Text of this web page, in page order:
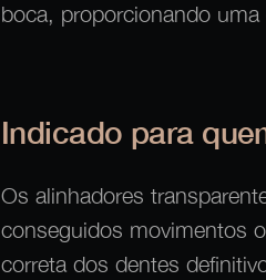
boca, proporcionando
Indicado para
Os alinhadores
conseguidos movimentos
correta dos dentes